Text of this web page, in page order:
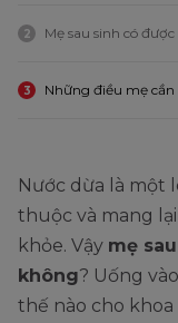
2 Mẹ sau sinh có
3 Những điều mẹ
Nước dừa là một
thuộc và mang
khỏe. Vậy mẹ
không? Uống
thế nào cho khoa